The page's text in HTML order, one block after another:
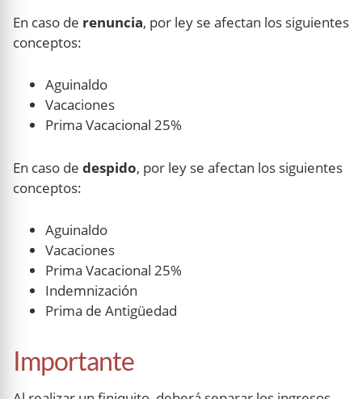
En caso de renuncia, por ley se afectan los siguientes
conceptos:
Aguinaldo
Vacaciones
Prima Vacacional 25%
En caso de despido, por ley se afectan los siguientes
conceptos:
Aguinaldo
Vacaciones
Prima Vacacional 25%
Indemnización
Prima de Antigüedad
Importante